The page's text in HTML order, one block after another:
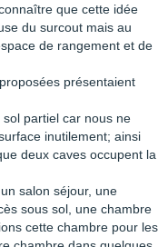
que cette idée
du surcout mais au
de rangement et de
présentaient
partiel car nous ne
inutilement; ainsi
deux caves occupent la
salon séjour, une
sous sol, une chambre
cette chambre pour les